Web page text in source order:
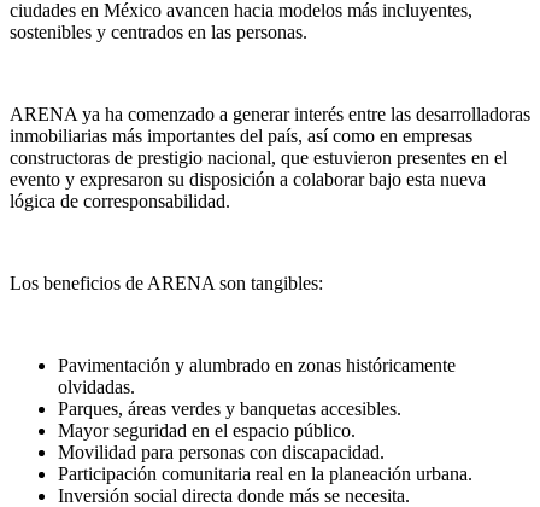
ciudades en México avancen hacia modelos más incluyentes,
sostenibles y centrados en las personas.
ARENA ya ha comenzado a generar interés entre las desarrolladoras
inmobiliarias más importantes del país, así como en empresas
constructoras de prestigio nacional, que estuvieron presentes en el
evento y expresaron su disposición a colaborar bajo esta nueva
lógica de corresponsabilidad.
Los beneficios de ARENA son tangibles:
Pavimentación y alumbrado en zonas históricamente
olvidadas.
Parques, áreas verdes y banquetas accesibles.
Mayor seguridad en el espacio público.
Movilidad para personas con discapacidad.
Participación comunitaria real en la planeación urbana.
Inversión social directa donde más se necesita.